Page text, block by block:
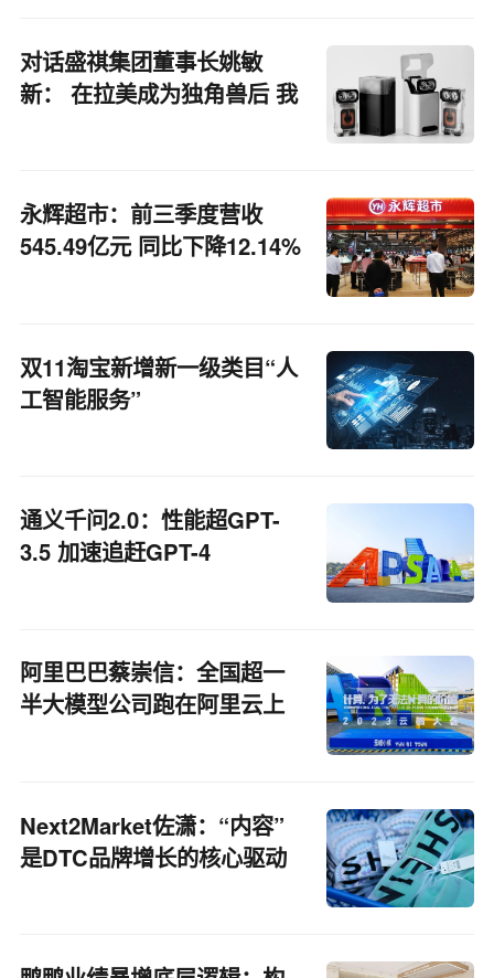
对话盛祺集团董事长姚敏
新： 在拉美成为独角兽后 我
永辉超市：前三季度营收
545.49亿元 同比下降12.14%
双11淘宝新增新一级类目“人
工智能服务”
通义千问2.0：性能超GPT-
3.5 加速追赶GPT-4
阿里巴巴蔡崇信：全国超一
半大模型公司跑在阿里云上
Next2Market佐潇：“内容”
是DTC品牌增长的核心驱动